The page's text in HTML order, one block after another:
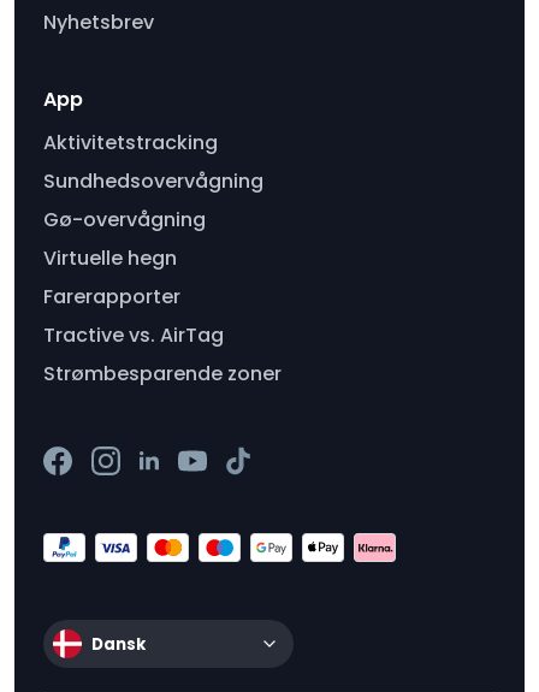
Nyhetsbrev
App
Aktivitetstracking
Sundhedsovervågning
Gø-overvågning
Virtuelle hegn
Farerapporter
Tractive vs. AirTag
Strømbesparende zoner
Dansk